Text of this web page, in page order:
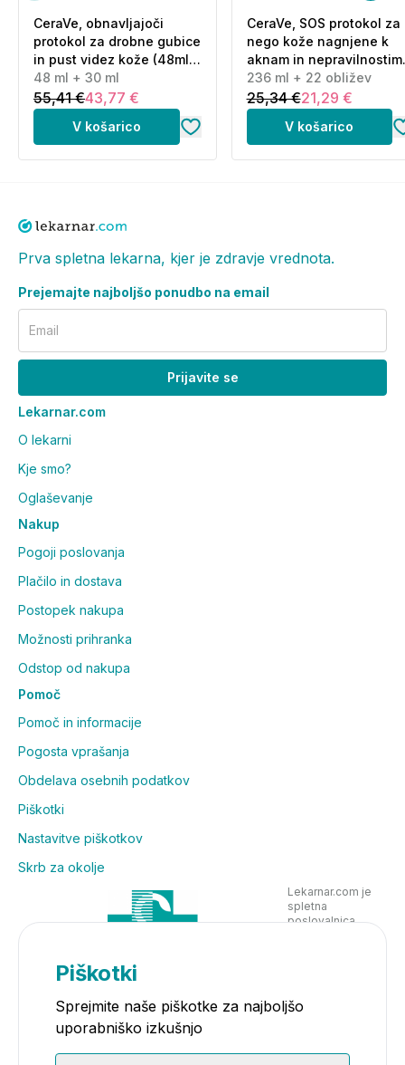
d’Aguesseau, 92100 Boulogne-Billancourt, France
Uradni distibuter za Slovenijo:
Bomerx d.o.o.,
Ažmanova 6, Ljubljana
CeraVe, obnavljajoči
protokol za drobne gubice
in pust videz kože (48ml
+ 30 ml)
48 ml + 30 ml
55,41 €43,77 €
V košarico
CeraVe, SOS protokol za
nego kože nagnjene k
aknam in nepravilnostim
(236 ml + 22 obližev)
236 ml + 22 obližev
25,34 €21,29 €
V košarico
Prva spletna lekarna, kjer je zdravje vrednota.
Prejemajte najboljšo ponudbo na email
Email
Prijavite se
Lekarnar.com
O lekarni
Kje smo?
Oglaševanje
Nakup
Pogoji poslovanja
Plačilo in dostava
Postopek nakupa
Možnosti prihranka
Odstop od nakupa
Pomoč
Pomoč in informacije
Pogosta vprašanja
Obdelava osebnih podatkov
Piškotki
Nastavitve piškotkov
Skrb za okolje
Lekarnar.com je
spletna
poslovalnica
Piškotki
Sprejmite naše piškotke za najboljšo
uporabniško izkušnjo